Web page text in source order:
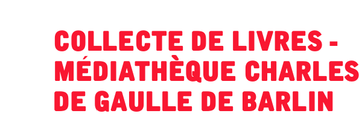
Collecte de livres -
Médiathèque Charles
de Gaulle de Barlin